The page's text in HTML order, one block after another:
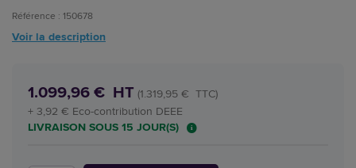
Référence : 150678
Voir la description
1.099,96 € HT (1.319,95 € TTC)
+ 3,92 € Eco-contribution DEEE
LIVRAISON SOUS 15 JOUR(S)